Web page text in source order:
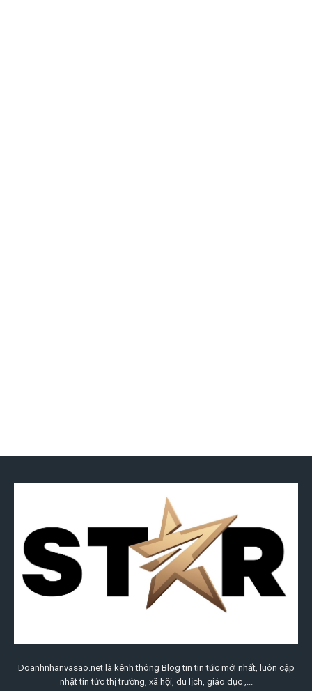
Doanhnhanvasao.net là kênh thông Blog tin tin tức mới nhất, luôn cập
nhật tin tức thị trường, xã hội, du lịch, giáo dục ,...